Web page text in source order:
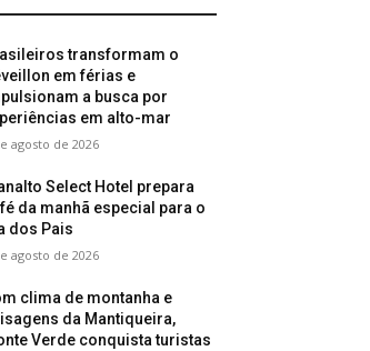
transformam o
em férias e
a busca por
em alto-mar
agosto de 2026
Select Hotel prepara
da manhã especial para o
dos Pais
agosto de 2026
clima de montanha e
da Mantiqueira,
Verde conquista turistas